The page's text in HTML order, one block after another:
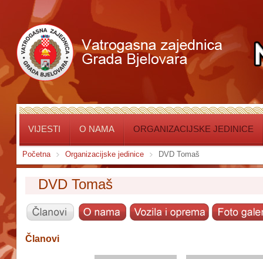
VIJESTI O NAMA ORGANIZACIJSKE JEDINICE
Početna Organizacijske jedinice DVD Tomaš
DVD Tomaš
Članovi